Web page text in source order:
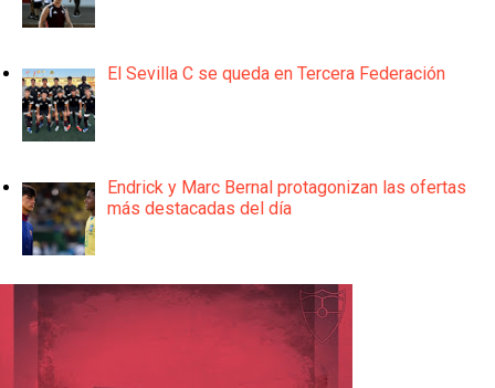
El Sevilla C se queda en Tercera Federación
Endrick y Marc Bernal protagonizan las ofertas
más destacadas del día